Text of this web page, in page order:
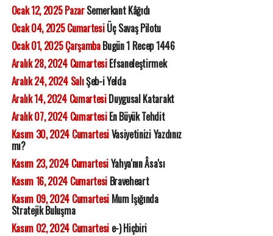
Ocak 12, 2025 PazarSemerkant Kâğıdı
Ocak 04, 2025 CumartesiÜç Savaş Pilotu
Ocak 01, 2025 ÇarşambaBugün 1 Recep 1446
Aralık 28, 2024 CumartesiEfsaneleştirmek
Aralık 24, 2024 SalıŞeb-i Yelda
Aralık 14, 2024 CumartesiDuygusal Katarakt
Aralık 07, 2024 CumartesiEn Büyük Tehdit
Kasım 30, 2024 CumartesiVasiyetinizi Yazdınız
mı?
Kasım 23, 2024 CumartesiYahya'nın Âsa'sı
Kasım 16, 2024 CumartesiBraveheart
Kasım 09, 2024 CumartesiMum Işığında
Stratejik Buluşma
Kasım 02, 2024 Cumartesie-) Hiçbiri